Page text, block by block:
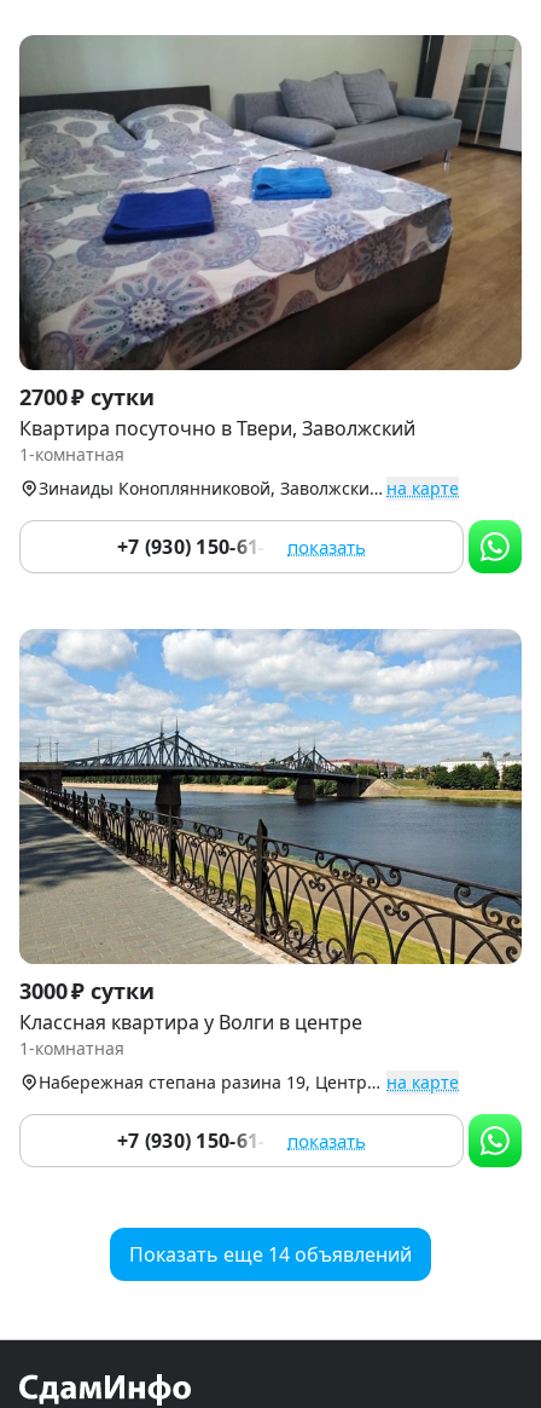
Item
1
of
2700 ₽ сутки
Квартира посуточно в Твери, Заволжский
1-комнатная
Зинаиды Коноплянниковой, Заволжский р-н на карте
+7 (930) 150-61-01 показать
Item
1
of
3000 ₽ сутки
Классная квартира у Волги в центре
1-комнатная
Набережная степана разина 19, Центральный р-н на карте
+7 (930) 150-61-01 показать
Показать еще 14 объявлений